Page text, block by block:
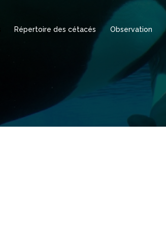
Répertoire des cétacés Observation